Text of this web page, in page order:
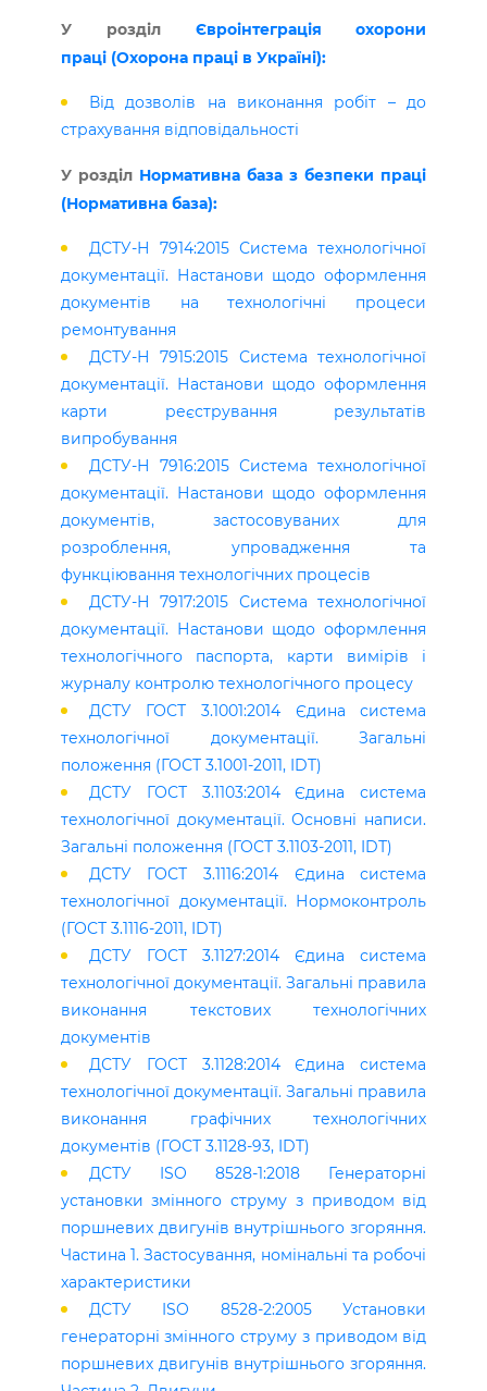
У розділ Євроінтеграція охорони
праці (Охорона праці в Україні):
Від дозволів на виконання робіт – до
страхування відповідальності
У розділ Нормативна база з безпеки праці
(Нормативна база):
ДСТУ-Н 7914:2015 Система технологічної
документації. Настанови щодо оформлення
документів на технологічні процеси
ремонтування
ДСТУ-Н 7915:2015 Система технологічної
документації. Настанови щодо оформлення
карти реєстрування результатів
випробування
ДСТУ-Н 7916:2015 Система технологічної
документації. Настанови щодо оформлення
документів, застосовуваних для
розроблення, упровадження та
функціювання технологічних процесів
ДСТУ-Н 7917:2015 Система технологічної
документації. Настанови щодо оформлення
технологічного паспорта, карти вимірів і
журналу контролю технологічного процесу
ДСТУ ГОСТ 3.1001:2014 Єдина система
технологічної документації. Загальні
положення (ГОСТ 3.1001-2011, IDT)
ДСТУ ГОСТ 3.1103:2014 Єдина система
технологічної документації. Основні написи.
Загальні положення (ГОСТ 3.1103-2011, IDТ)
ДСТУ ГОСТ 3.1116:2014 Єдина система
технологічної документації. Нормоконтроль
(ГОСТ 3.1116-2011, IDТ)
ДСТУ ГОСТ 3.1127:2014 Єдина система
технологічної документації. Загальні правила
виконання текстових технологічних
документів
ДСТУ ГОСТ 3.1128:2014 Єдина система
технологічної документації. Загальні правила
виконання графічних технологічних
документів (ГОСТ 3.1128-93, IDT)
ДСТУ ISO 8528-1:2018 Генераторні
установки змінного струму з приводом від
поршневих двигунів внутрішнього згоряння.
Частина 1. Застосування, номінальні та робочі
характеристики
ДСТУ ISO 8528-2:2005 Установки
генераторні змінного струму з приводом від
поршневих двигунів внутрішнього згоряння.